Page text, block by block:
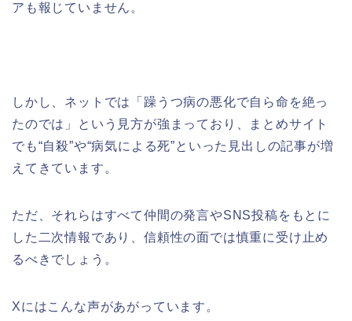
アも報じていません。
しかし、ネットでは「躁うつ病の悪化で自ら命を絶っ
たのでは」という見方が強まっており、まとめサイト
でも“自殺”や“病気による死”といった見出しの記事が増
えてきています。
ただ、それらはすべて仲間の発言やSNS投稿をもとに
した二次情報であり、信頼性の面では慎重に受け止め
るべきでしょう。
Xにはこんな声があがっています。